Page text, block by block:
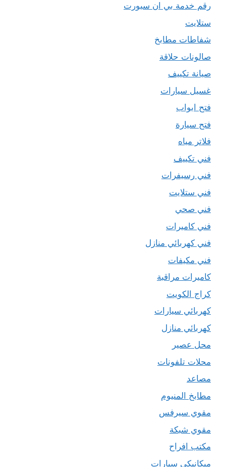
رقم خدمة بي ان سبورت
ستلايت
شفاطات مطابخ
صالونات حلاقة
صيانة تكييف
غسيل سيارات
فتح ابواب
فتح سيارة
فلاتر مياه
فني تكييف
فني رسيفرات
فني ستلايت
فني صحي
فني كاميرات
فني كهربائي منازل
فني مكيفات
كاميرات مراقبة
كراج الكويت
كهربائي سيارات
كهربائي منازل
محل عصير
محلات تلفونات
مصاعد
مطابخ المنيوم
مقوي سيرفس
مقوي شبكة
مكتب افراح
ميكانيكي سيارات